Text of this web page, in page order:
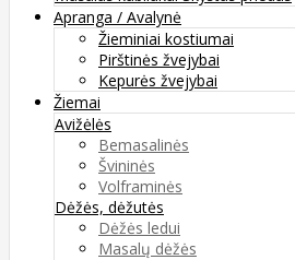
Apranga / Avalynė
Žieminiai kostiumai
Pirštinės žvejybai
Kepurės žvejybai
Žiemai
Avižėlės
Bemasalinės
Švininės
Volframinės
Dėžės, dėžutės
Dėžės ledui
Masalų dėžės